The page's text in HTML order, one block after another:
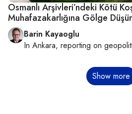
Osmanlı Arşivleri’ndeki Kötü
Muhafazakarlığına Gölge
Barin Kayaoglu
In Ankara, reporting on
Show more